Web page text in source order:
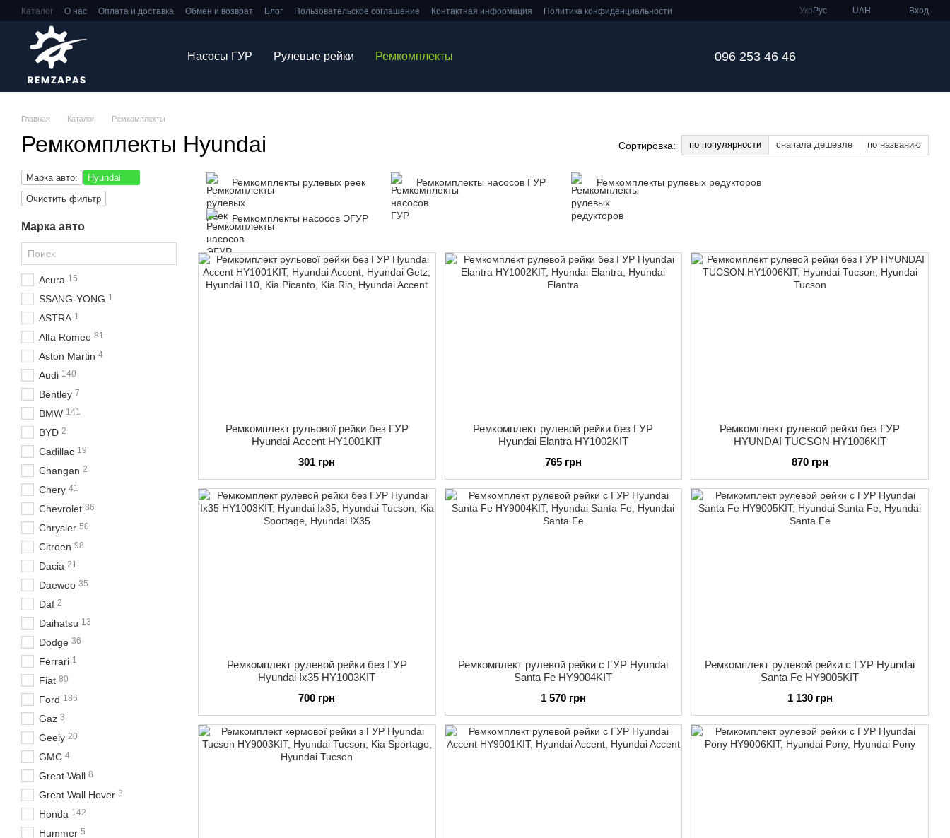
Перейти к основному контенту
Каталог О нас Оплата и доставка Обмен и возврат Блог Пользовательское соглашение Контактная информация Политика конфиденциальности Укр Рус UAH Вход
Насосы ГУР Рулевые рейки Ремкомплекты 096 253 46 46
Главная Каталог Ремкомплекты
Ремкомплекты Hyundai Сортировка: по популярности сначала дешевле по названию
Ремкомплекты рулевых реек Ремкомплекты насосов ГУР Ремкомплекты рулевых редукторов
Ремкомплекты насосов ЭГУР
Ремкомплект рульової рейки без ГУР
Hyundai Accent HY1001KIT
301 грн
Ремкомплект рулевой рейки без ГУР
Hyundai Elantra HY1002KIT
765 грн
Ремкомплект рулевой рейки без ГУР
HYUNDAI TUCSON HY1006KIT
870 грн
Ремкомплект рулевой рейки без ГУР
Hyundai Ix35 HY1003KIT
700 грн
Ремкомплект рулевой рейки с ГУР Hyundai
Santa Fe HY9004KIT
1 570 грн
Ремкомплект рулевой рейки с ГУР Hyundai
Santa Fe HY9005KIT
1 130 грн
Марка авто:
Hyundai
Очистить фильтр
Марка авто
Acura 15
SSANG-YONG 1
ASTRA 1
Alfa Romeo 81
Aston Martin 4
Audi 140
Bentley 7
BMW 141
BYD 2
Cadillac 19
Changan 2
Chery 41
Chevrolet 86
Chrysler 50
Citroen 98
Dacia 21
Daewoo 35
Daf 2
Daihatsu 13
Dodge 36
Ferrari 1
Fiat 80
Ford 186
Gaz 3
Geely 20
GMC 4
Great Wall 8
Great Wall Hover 3
Honda 142
Hummer 5